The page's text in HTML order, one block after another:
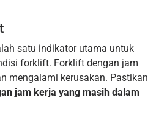
satu indikator utama untuk
forklift. Forklift dengan jam
mengalami kerusakan. Pastikan
jam kerja yang masih dalam